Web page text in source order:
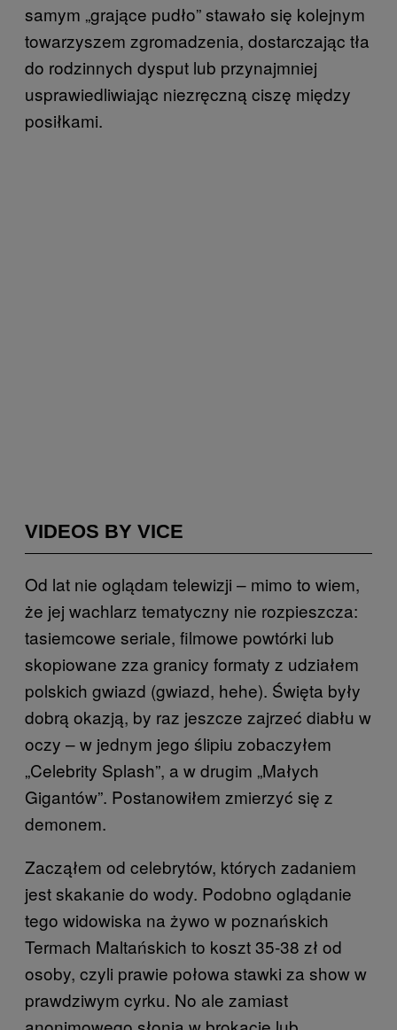
samym „grające pudło” stawało się kolejnym
towarzyszem zgromadzenia, dostarczając tła
do rodzinnych dysput lub przynajmniej
usprawiedliwiając niezręczną ciszę między
posiłkami.
VIDEOS BY VICE
Od lat nie oglądam telewizji – mimo to wiem,
że jej wachlarz tematyczny nie rozpieszcza:
tasiemcowe seriale, filmowe powtórki lub
skopiowane zza granicy formaty z udziałem
polskich gwiazd (gwiazd, hehe). Święta były
dobrą okazją, by raz jeszcze zajrzeć diabłu w
oczy – w jednym jego ślipiu zobaczyłem
„Celebrity Splash”, a w drugim „Małych
Gigantów”. Postanowiłem zmierzyć się z
demonem.
Zacząłem od celebrytów, których zadaniem
jest skakanie do wody. Podobno oglądanie
tego widowiska na żywo w poznańskich
Termach Maltańskich to koszt 35-38 zł od
osoby, czyli prawie połowa stawki za show w
prawdziwym cyrku. No ale zamiast